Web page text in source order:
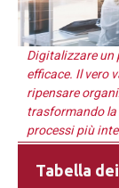
Digitalizzare un
efficace. Il vero
ripensare
trasformando
processi più
Tabella